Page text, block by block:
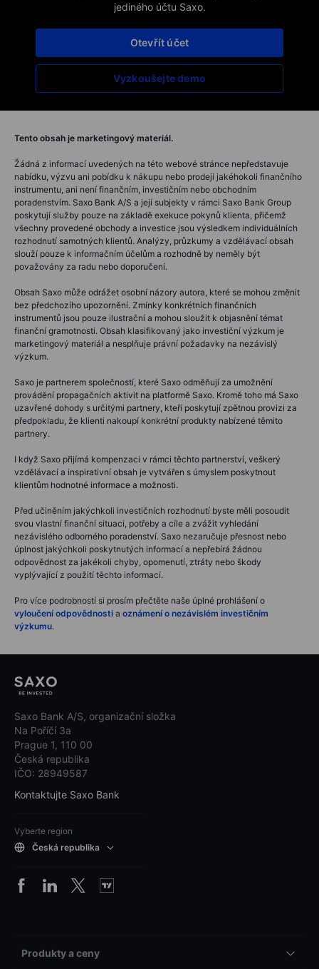
jediného účtu Saxo.
Vyzkoušejte demo
Otevřít účet
Tento obsah je marketingový materiál.
Žádná z informací uvedených na této webové stránce nepředstavuje
nabídku, výzvu ani pobídku k nákupu nebo prodeji jakéhokoli finančního
instrumentu, ani není finančním, investičním nebo obchodním
poradenstvím. Saxo Bank A/S a její subjekty v rámci Saxo Bank Group
poskytují služby pouze na základě exekuce pokynů klienta, přičemž
všechny provedené obchody a investice jsou výsledkem individuálních
rozhodnutí samotných klientů. Analýzy, průzkumy a vzdělávací obsah
slouží pouze k informačním účelům a rozhodně by neměly být
považovány za radu nebo doporučení.
Obsah Saxo může odrážet osobní názory autora, které se mohou změnit
bez předchozího upozornění. Zmínky konkrétních finančních
instrumentů jsou pouze ilustrační a mohou sloužit k objasnění témat
finanční gramotnosti. Obsah klasifikovaný jako investiční výzkum je
marketingový materiál a nesplňuje právní požadavky na nezávislý
výzkum.
Saxo je partnerem společností, které Saxo odměňují za umožnění
provádění propagačních aktivit na platformě Saxo. Kromě toho má Saxo
uzavřené dohody s určitými partnery, kteří poskytují zpětnou provizi za
předpokladu, že klienti nakoupí konkrétní produkty nabízené těmito
partnery.
I když Saxo přijímá kompenzaci v rámci těchto partnerství, veškerý
vzdělávací a inspirativní obsah je vytvářen s úmyslem poskytnout
klientům hodnotné informace a možnosti.
Před učiněním jakýchkoli investičních rozhodnutí byste měli posoudit
svou vlastní finanční situaci, potřeby a cíle a zvážit vyhledání
nezávislého odborného poradenství. Saxo nezaručuje přesnost nebo
úplnost jakýchkoli poskytnutých informací a nepřebírá žádnou
odpovědnost za jakékoli chyby, opomenutí, ztráty nebo škody
vyplývající z použití těchto informací.
Pro více podrobností si prosím přečtěte naše úplné prohlášení o
vyloučení odpovědnosti a oznámení o nezávislém investičním
výzkumu.
Saxo Bank A/S, organizační složka
Na Poříčí 3a
Prague 1, 110 00
Česká republika
IČO: 28949587
Kontaktujte Saxo Bank
Vyberte region
Česká republika
Produkty a ceny